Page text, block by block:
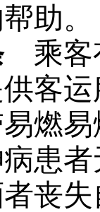
助。
乘客
客
易燃
病患
者丧